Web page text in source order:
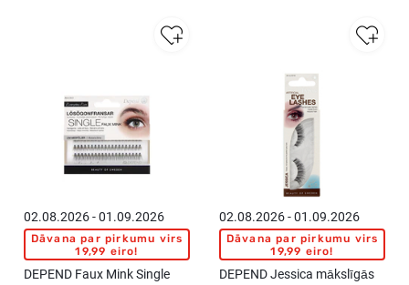
02.08.2026 - 01.09.2026
Dāvana par pirkumu virs
19,99 eiro!
DEPEND Faux Mink Single
02.08.2026 - 01.09.2026
Dāvana par pirkumu virs
19,99 eiro!
DEPEND Jessica mākslīgās